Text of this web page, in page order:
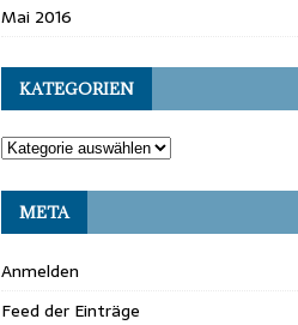
Mai 2016
KATEGORIEN
META
Anmelden
Feed der Einträge